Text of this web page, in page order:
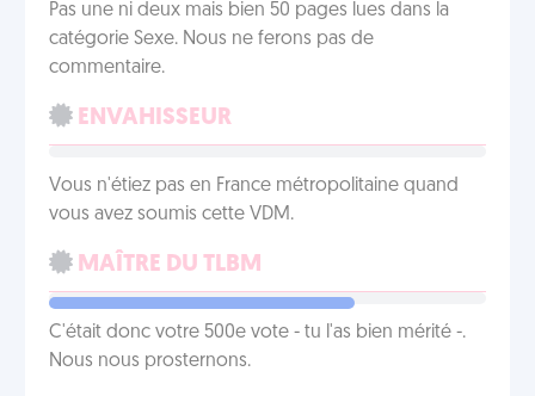
Pas une ni deux mais bien 50 pages lues dans la
catégorie Sexe. Nous ne ferons pas de
commentaire.
ENVAHISSEUR
Vous n'étiez pas en France métropolitaine quand
vous avez soumis cette VDM.
MAÎTRE DU TLBM
C'était donc votre 500e vote - tu l'as bien mérité -.
Nous nous prosternons.